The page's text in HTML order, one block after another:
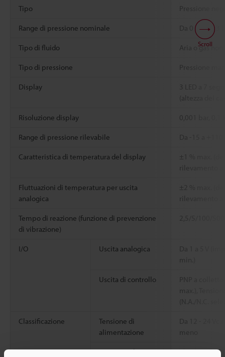
Tipo Pressione
Range di pressione nominale Da 0 a -1,013
Tipo di fluido Aria o gas
Tipo di pressione Pressione
Display
3 LED a 7
(altezza dei
Risoluzione display 0,001 bar, 0,1
Range di pressione rilevabile Da -15 a +110
Caratteristica di temperatura del display
±1 % max.
rilevamento a
Fluttuazioni di temperatura per uscita
analogica
±2 % max.
rilevamento a
Tempo di reazione (funzione di prevenzione
di vibrazione)
2,5/5/100/
I/O Uscita analogica
Da 1 a 5 V
min.)
Uscita di controllo
PNP a
max.),
(N.A./N.C.
Classificazione
Tensione di
alimentazione
Da 12 - 24
meno
Consumo di 50 mA (a
Scroll